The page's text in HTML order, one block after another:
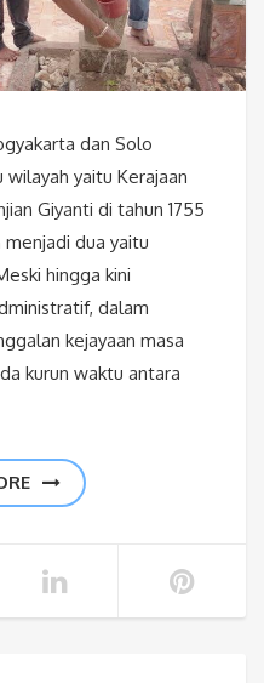
dan Solo
yaitu Kerajaan
Giyanti di tahun 1755
dua yaitu
hingga kini
dalam
kejayaan masa
kurun waktu antara